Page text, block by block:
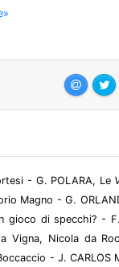
- G. POLARA, Le
Magno - G.
gioco di specchi? -
Vigna, Nicola da
- J. CARLOS